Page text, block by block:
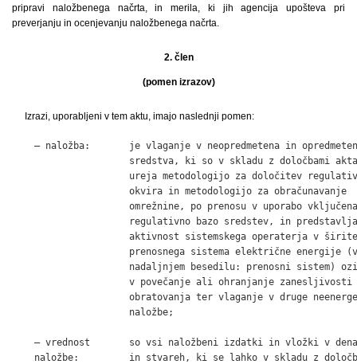
pripravi naložbenega načrta, in merila, ki jih agencija upošteva pri
preverjanju in ocenjevanju naložbenega načrta.
2. člen
(pomen izrazov)
Izrazi, uporabljeni v tem aktu, imajo naslednji pomen:
– naložba:       je vlaganje v neopredmetena in
sredstva, ki so v skladu z določbami
ureja metodologijo za določitev
                     okvira in metodologijo za obračunavanje
omrežnine, po prenosu v uporabo
                     regulativno bazo sredstev, in predstavlja
aktivnost sistemskega operaterja v
                     prenosnega sistema električne energije (v
nadaljnjem besedilu: prenosni sistem)
                     v povečanje ali ohranjanje zanesljivosti
obratovanja ter vlaganje v druge
                     naložbe;
– vrednost       so vsi naložbeni izdatki in vložki v
naložbe:         in stvareh, ki se lahko v skladu z